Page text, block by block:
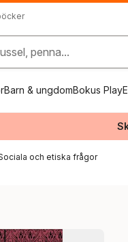
penna...
Barn & ungdomBokus Play
och etiska frågor